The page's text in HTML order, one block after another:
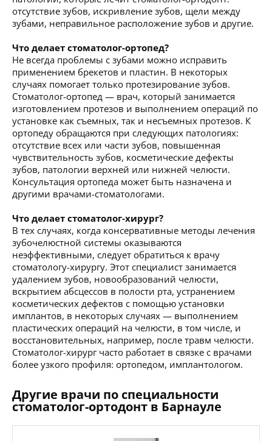
отсутствие зубов, искривление зубов, щели между
зубами, неправильное расположение зубов и другие.
Что делает стоматолог-ортопед?
Не всегда проблемы с зубами можно исправить
применением брекетов и пластин. В некоторых
случаях помогает только протезирование зубов.
Стоматолог-ортопед — врач, который занимается
изготовлением протезов и выполнением операций по
установке как съемных, так и несъемных протезов. К
ортопеду обращаются при следующих патологиях:
отсутствие всех или части зубов, повышенная
чувствительность зубов, косметические дефекты
зубов, патологии верхней или нижней челюсти.
Консультация ортопеда может быть назначена и
другими врачами-стоматологами.
Что делает стоматолог-хирург?
В тех случаях, когда консервативные методы лечения
зубочелюстной системы оказываются
неэффективными, следует обратиться к врачу
стоматологу-хирургу. Этот специалист занимается
удалением зубов, новообразований челюсти,
вскрытием абсцессов в полости рта, устранением
косметических дефектов с помощью установки
имплантов, в некоторых случаях — выполнением
пластических операций на челюсти, в том числе, и
восстановительных, например, после травм челюсти.
Стоматолог-хирург часто работает в связке с врачами
более узкого профиля: ортопедом, имплантологом.
Другие врачи по специальности
стоматолог-ортодонт в Барнауле